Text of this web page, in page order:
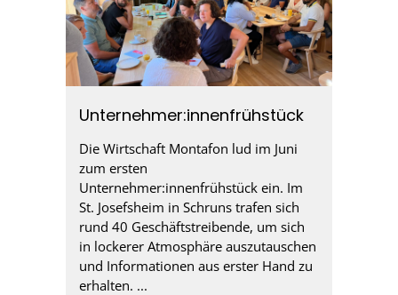
Unternehmer:innenfrühstück
Die Wirtschaft Montafon lud im Juni
zum ersten
Unternehmer:innenfrühstück ein. Im
St. Josefsheim in Schruns trafen sich
rund 40 Geschäftstreibende, um sich
in lockerer Atmosphäre auszutauschen
und Informationen aus erster Hand zu
erhalten. ...